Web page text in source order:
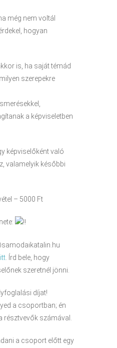
még nem voltál
hogyan
is, ha saját témád
szerepekre
a képviseletben
képviselőként való
valamelyik későbbi
– 5000 Ft
itt . Írd bele, hogy
szeretnél jönni.
díjat!
a csoportban; én
résztvevők számával.
a csoport előtt egy